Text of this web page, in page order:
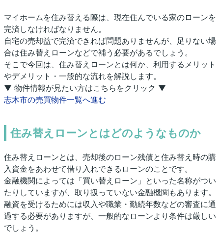
マイホームを住み替える際は、現在住んでいる家のローンを
完済しなければなりません。
自宅の売却益で完済できれば問題ありませんが、足りない場
合は住み替えローンなどで補う必要があるでしょう。
そこで今回は、住み替えローンとは何か、利用するメリット
やデメリット・一般的な流れを解説します。
▼ 物件情報が見たい方はこちらをクリック ▼
志木市の売買物件一覧へ進む
住み替えローンとはどのようなものか
住み替えローンとは、売却後のローン残債と住み替え時の購
入資金をあわせて借り入れできるローンのことです。
金融機関によっては「買い替えローン」といった名称がつい
たりしていますが、取り扱っていない金融機関もあります。
融資を受けるためには収入や職業・勤続年数などの審査に通
過する必要がありますが、一般的なローンより条件は厳しい
でしょう。